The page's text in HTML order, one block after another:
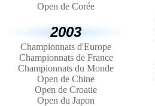
Open de Corée
2003
Championnats d'Europe
Championnats de France
Championnats du Monde
Open de Chine
Open de Croatie
Open du Japon